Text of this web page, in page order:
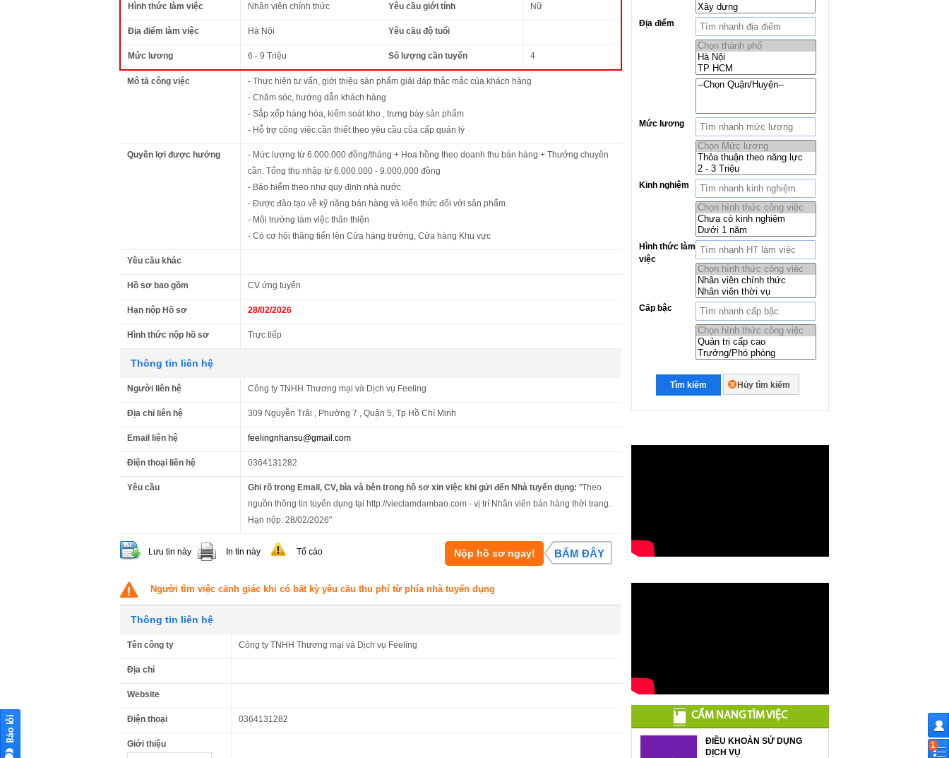
Hình thức làm việc Nhân viên chính thức Yêu cầu giới tính Nữ
Địa điểm làm việc Hà Nội Yêu cầu độ tuổi
Mức lương 6 - 9 Triệu Số lượng cần tuyển 4
Mô tả công việc
- Thực hiện tư vấn, giới thiệu sản phẩm giải đáp thắc mắc của khách hàng
- Chăm sóc, hướng dẫn khách hàng
- Sắp xếp hàng hóa, kiểm soát kho , trưng bày sản phẩm
- Hỗ trợ công việc cần thiết theo yêu cầu của cấp quản lý
Quyền lợi được hưởng
- Mức lương từ 6.000.000 đồng/tháng + Hoa hồng theo doanh thu bán hàng + Thưởng chuyên
cần. Tổng thu nhập từ 6.000.000 - 9.000.000 đồng
- Bảo hiểm theo như quy định nhà nước
- Được đào tạo về kỹ năng bán hàng và kiến thức đối với sản phẩm
- Môi trường làm việc thân thiện
- Có cơ hội thăng tiến lên Cửa hàng trưởng, Cửa hàng Khu vực
Yêu cầu khác
Hồ sơ bao gồm CV ứng tuyển
Hạn nộp Hồ sơ 28/02/2026
Hình thức nộp hồ sơ Trực tiếp
Thông tin liên hệ
Người liên hệ Công ty TNHH Thương mại và Dịch vụ Feeling
Địa chỉ liên hệ 309 Nguyễn Trãi , Phường 7 , Quận 5, Tp Hồ Chí Minh
Email liên hệ feelingnhansu@gmail.com
Điện thoại liên hệ 0364131282
Yêu cầu Ghi rõ trong Email, CV, bìa và bên trong hồ sơ xin việc khi gửi đến Nhà tuyển dụng: "Theo
nguồn thông tin tuyển dụng tại http://vieclamdambao.com - vị trí Nhân viên bán hàng thời trang.
Hạn nộp: 28/02/2026"
Lưu tin này In tin này Tố cáo Nộp hồ sơ ngay! BẤM ĐÂY
Người tìm việc cảnh giác khi có bất kỳ yêu cầu thu phí từ phía nhà tuyển dụng
Thông tin liên hệ
Tên công ty Công ty TNHH Thương mại và Dịch vụ Feeling
Địa chỉ
Website
Điện thoại 0364131282
Giới thiệu
Địa điểm
Mức lương
Kinh nghiệm
Hình thức làm
việc
Cấp bậc
Tìm kiếm Hủy tìm kiếm
CẨM NANG TÌM VIỆC
ĐIỀU KHOẢN SỬ DỤNG
DỊCH VỤ
1